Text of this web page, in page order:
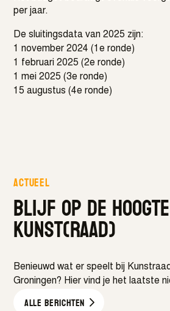
per jaar.
De sluitingsdata van 2025 zijn:
1 november 2024 (1e ronde)
1 februari 2025 (2e ronde)
1 mei 2025 (3e ronde)
15 augustus (4e ronde)
Actueel
Blijf op de
kunst(raad)
Benieuwd wat er speelt bij
Groningen? Hier vind je het laatste
Alle berichten